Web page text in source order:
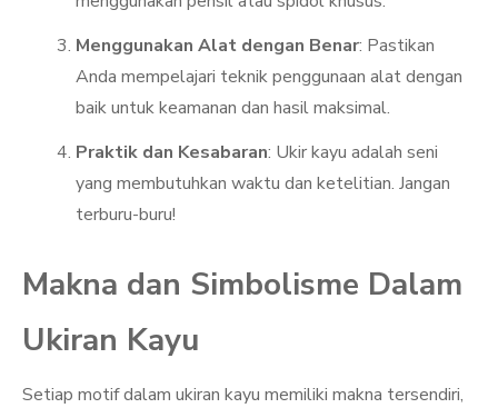
Menggunakan Alat dengan Benar: Pastikan
Anda mempelajari teknik penggunaan alat dengan
baik untuk keamanan dan hasil maksimal.
Praktik dan Kesabaran: Ukir kayu adalah seni
yang membutuhkan waktu dan ketelitian. Jangan
terburu-buru!
Makna dan Simbolisme Dalam
Ukiran Kayu
Setiap motif dalam ukiran kayu memiliki makna tersendiri,